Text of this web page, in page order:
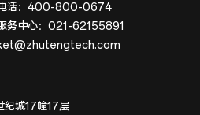
话：400-800-0674
务中心：021-62155891
纪城17幢17层